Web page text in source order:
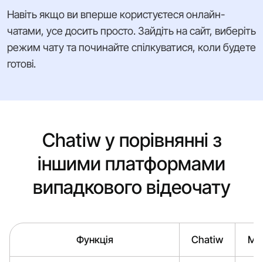
Навіть якщо ви вперше користуєтеся онлайн-
чатами, усе досить просто. Зайдіть на сайт, виберіть
режим чату та починайте спілкуватися, коли будете
готові.
Chatiw у порівнянні з
іншими платформами
випадкового відеочату
Функція Chatiw